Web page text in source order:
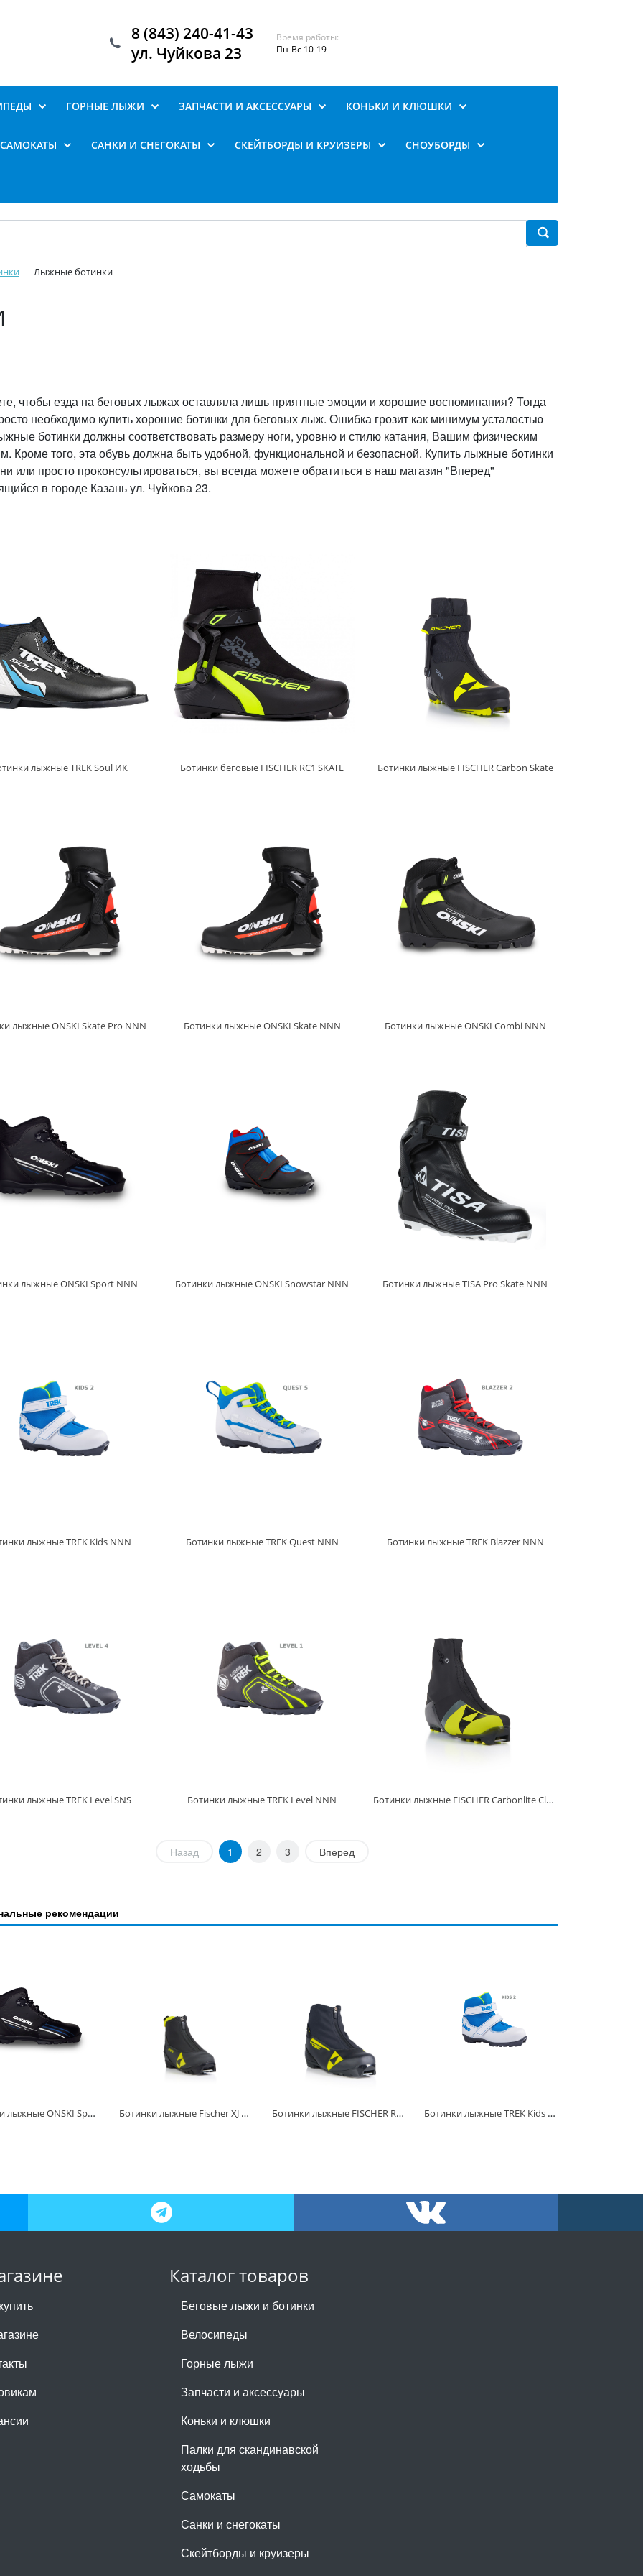
8 (843) 240-41-43
ул. Чуйкова 23
Время работы:
Пн-Вс 10-19
ГОРНЫЕ ЛЫЖИ ЗАПЧАСТИ И АКСЕССУАРЫ КОНЬКИ И КЛЮШКИ
САМОКАТЫ САНКИ И СНЕГОКАТЫ СКЕЙТБОРДЫ И КРУИЗЕРЫ СНОУБОРДЫ
Лыжные ботинки
чтобы езда на беговых лыжах оставляла лишь приятные эмоции и хорошие воспоминания? Тогда
необходимо купить хорошие ботинки для беговых лыж. Ошибка грозит как минимум усталостью
ботинки должны соответствовать размеру ноги, уровню и стилю катания, Вашим физическим
Кроме того, эта обувь должна быть удобной, функциональной и безопасной. Купить лыжные ботинки
или просто проконсультироваться, вы всегда можете обратиться в наш магазин "Вперед"
в городе Казань ул. Чуйкова 23.
лыжные TREK Soul ИК Ботинки беговые FISCHER RC1 SKATE Ботинки лыжные FISCHER Carbon Skate
лыжные ONSKI Skate Pro NNN Ботинки лыжные ONSKI Skate NNN Ботинки лыжные ONSKI Combi NNN
лыжные ONSKI Sport NNN Ботинки лыжные ONSKI Snowstar NNN Ботинки лыжные TISA Pro Skate NNN
лыжные TREK Kids NNN Ботинки лыжные TREK Quest NNN Ботинки лыжные TREK Blazzer NNN
лыжные TREK Level SNS Ботинки лыжные TREK Level NNN Ботинки лыжные FISCHER Carbonlite Classic
Назад 1 2 3 Вперед
рекомендации
Ботинки лыжные ONSKI Sport NNN Ботинки лыжные Fischer XJ Sprint Ботинки лыжные FISCHER RC3 CLASSIC Ботинки лыжные TREK Kids NNN
Каталог товаров
Беговые лыжи и ботинки
Велосипеды
Горные лыжи
Запчасти и аксессуары
Коньки и клюшки
Палки для скандинавской
ходьбы
Самокаты
Санки и снегокаты
Скейтборды и круизеры